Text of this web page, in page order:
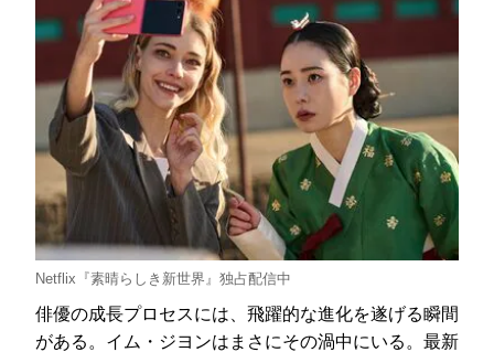
Netflix『素晴らしき新世界』独占配信中
俳優の成長プロセスには、飛躍的な進化を遂げる瞬間
がある。イム・ジヨンはまさにその渦中にいる。最新